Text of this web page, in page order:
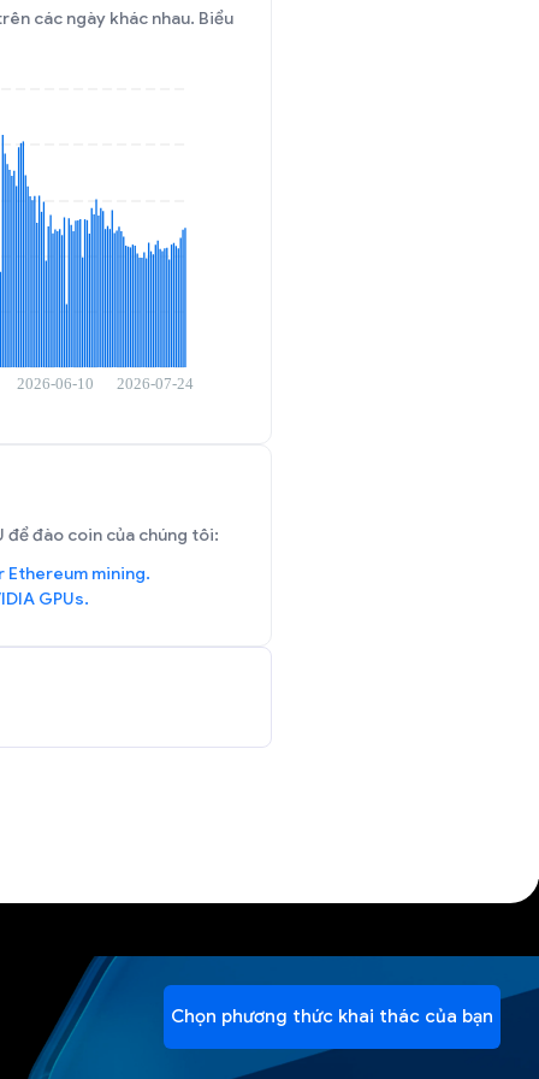
các ngày khác nhau. Biểu
để đào coin của chúng tôi:
mining.
GPUs.
Chọn phương thức khai thác của bạn